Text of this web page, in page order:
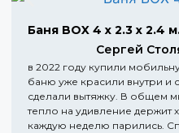
Баня BOX 4 х 2.3 х 2.4
Сергей
в 2022 году купили
баню уже красили внутри и
сделали вытяжку. В общем
тепло на удивление
каждую неделю парились.